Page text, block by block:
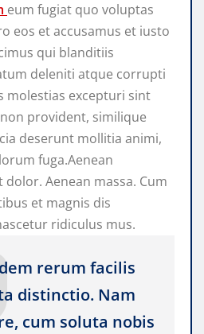
eum fugiat quo voluptas
eos et accusamus et iusto
qui blanditiis
deleniti atque corrupti
molestias excepturi sint
provident, similique
deserunt mollitia animi,
fuga.Aenean
Aenean massa. Cum
et magnis dis
ridiculus mus.
rerum facilis
distinctio. Nam
cum soluta nobis